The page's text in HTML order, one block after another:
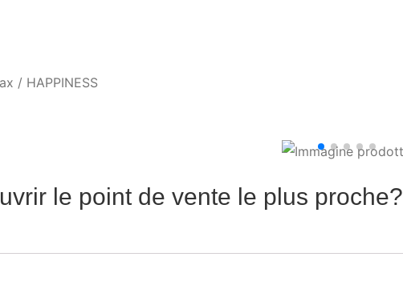
/ HAPPINESS
le point de vente le plus proche?